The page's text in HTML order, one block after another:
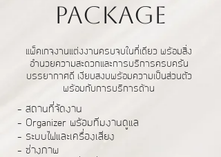
Package
แพ็คเกจงานแต่งงานครบจบในที่เดียว พร้อมสิ่ง
อำนวยความสะดวกและการบริการครบครัน
บรรยากาศดี เงียบสงบพร้อมความเป็นส่วนตัว
พร้อมกับการบริการด้าน
- สถานที่จัดงาน
- Organizer พร้อมทีมงานดูแล
- ระบบไฟและเครื่องเสียง
- ช่างภาพ